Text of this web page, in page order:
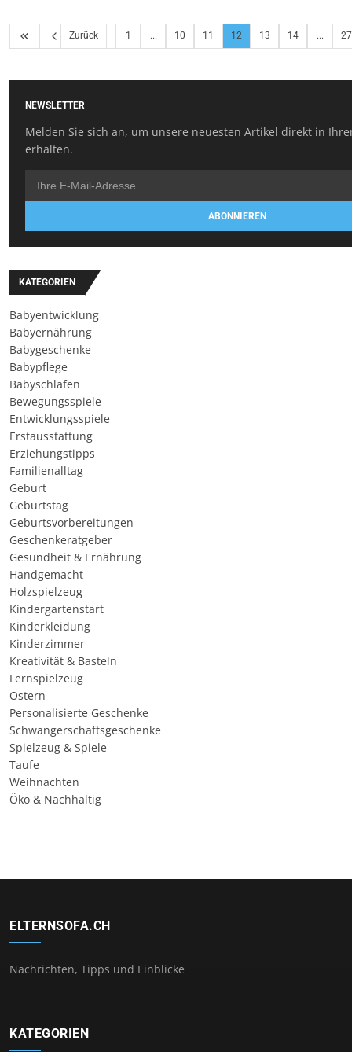
Zurück 1 ... 10 11 12 13 14 ... 27
NEWSLETTER
Melden Sie sich an, um unsere neuesten Artikel direkt in
erhalten.
ABONNIEREN
KATEGORIEN
Babyentwicklung
Babyernährung
Babygeschenke
Babypflege
Babyschlafen
Bewegungsspiele
Entwicklungsspiele
Erstausstattung
Erziehungstipps
Familienalltag
Geburt
Geburtstag
Geburtsvorbereitungen
Geschenkeratgeber
Gesundheit & Ernährung
Handgemacht
Holzspielzeug
Kindergartenstart
Kinderkleidung
Kinderzimmer
Kreativität & Basteln
Lernspielzeug
Ostern
Personalisierte Geschenke
Schwangerschaftsgeschenke
Spielzeug & Spiele
Taufe
Weihnachten
Öko & Nachhaltig
ELTERNSOFA.CH
Nachrichten, Tipps und Einblicke
KATEGORIEN